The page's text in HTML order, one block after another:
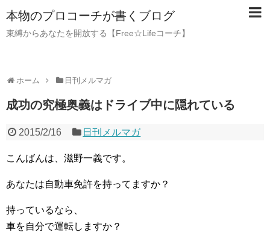
本物のプロコーチが書くブログ
束縛からあなたを開放する【Free☆Lifeコーチ】
ホーム 日刊メルマガ
成功の究極奥義はドライブ中に隠れている
2015/2/16 日刊メルマガ
こんばんは、滋野一義です。
あなたは自動車免許を持ってますか？
持っているなら、
車を自分で運転しますか？